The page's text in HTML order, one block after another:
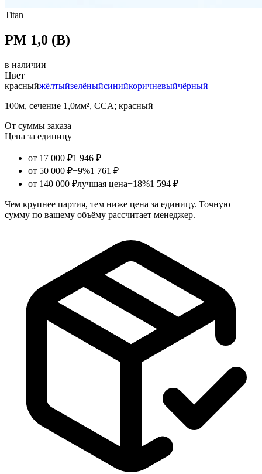
Titan
PM 1,0 (B)
в наличии
Цвет
красныйжёлтыйзелёныйсинийкоричневыйчёрный
100м, сечение 1,0мм², CCA; красный
От суммы заказа
Цена за единицу
от 17 000 ₽1 946 ₽
от 50 000 ₽−9%1 761 ₽
от 140 000 ₽лучшая цена−18%1 594 ₽
Чем крупнее партия, тем ниже цена за единицу. Точную
сумму по вашему объёму рассчитает менеджер.